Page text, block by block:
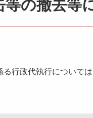
の撤去等
行政代執行について